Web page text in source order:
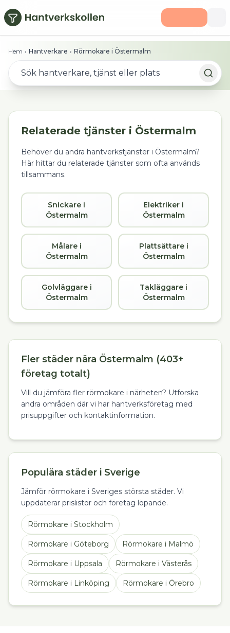
Hoppa till huvudinnehåll
Hem › Hantverkare › Rörmokare i Östermalm
Relaterade tjänster i Östermalm
Behöver du andra hantverkstjänster i Östermalm?
Här hittar du relaterade tjänster som ofta används
tillsammans.
Snickare i
Östermalm
Elektriker i
Östermalm
Målare i
Östermalm
Plattsättare i
Östermalm
Golvläggare i
Östermalm
Takläggare i
Östermalm
Fler städer nära Östermalm (403+
företag totalt)
Vill du jämföra fler rörmokare i närheten? Utforska
andra områden där vi har hantverksföretag med
prisuppgifter och kontaktinformation.
Populära städer i Sverige
Jämför rörmokare i Sveriges största städer. Vi
uppdaterar prislistor och företag löpande.
Rörmokare i Stockholm
Rörmokare i Göteborg Rörmokare i Malmö
Rörmokare i Uppsala Rörmokare i Västerås
Rörmokare i Linköping Rörmokare i Örebro